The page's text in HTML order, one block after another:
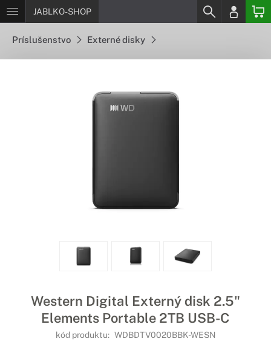
JABLKO-SHOP
Príslušenstvo Externé disky
Western Digital Externý disk 2.5"
Elements Portable 2TB USB-C
kód produktu: WDBDTV0020BBK-WESN